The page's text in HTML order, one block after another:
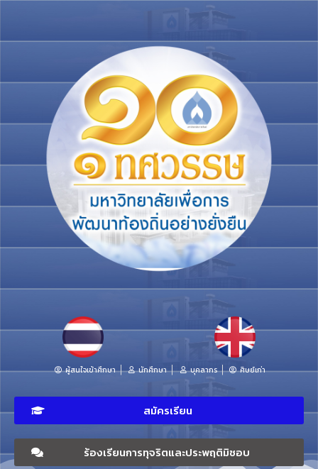
ผู้สนใจเข้าศึกษา นักศึกษา บุคลากร ศิษย์เก่า
สมัครเรียน
ร้องเรียนการทุจริตและประพฤติมิชอบ